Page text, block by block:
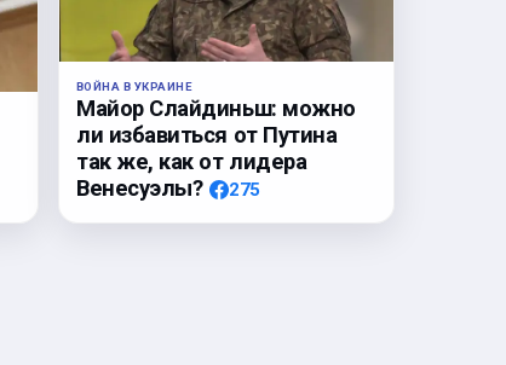
ВОЙНА В УКРАИНЕ
Майор Слайдиньш: можно
ли избавиться от Путина
так же, как от лидера
Венесуэлы?
275